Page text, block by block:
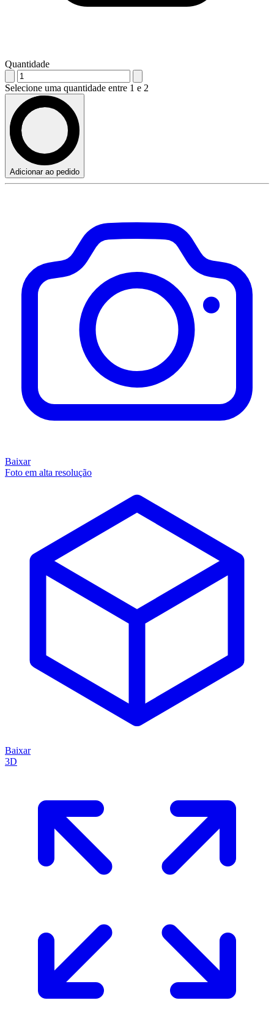
Quantidade
Selecione uma quantidade entre 1 e 2
Adicionar ao pedido
Baixar
Foto em alta resolução
Baixar
3D